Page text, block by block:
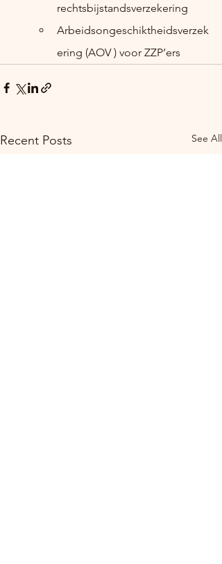
rechtsbijstandsverzekering
Arbeidsongeschiktheidsverzek
ering (AOV ) voor ZZP’ers
Recent Posts See All